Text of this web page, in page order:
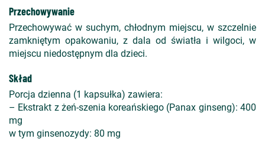
Przechowywanie
Przechowywać w suchym, chłodnym miejscu, w szczelnie
zamkniętym opakowaniu, z dala od światła i wilgoci, w
miejscu niedostępnym dla dzieci.
Skład
Porcja dzienna (1 kapsułka) zawiera:
– Ekstrakt z żeń-szenia koreańskiego (Panax ginseng): 400
mg
w tym ginsenozydy: 80 mg